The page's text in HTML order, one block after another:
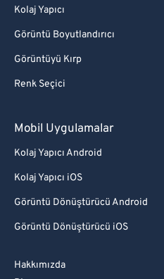
Kolaj Yapıcı
Görüntü Boyutlandırıcı
Görüntüyü Kırp
Renk Seçici
Mobil Uygulamalar
Kolaj Yapıcı Android
Kolaj Yapıcı iOS
Görüntü Dönüştürücü Android
Görüntü Dönüştürücü iOS
Hakkımızda